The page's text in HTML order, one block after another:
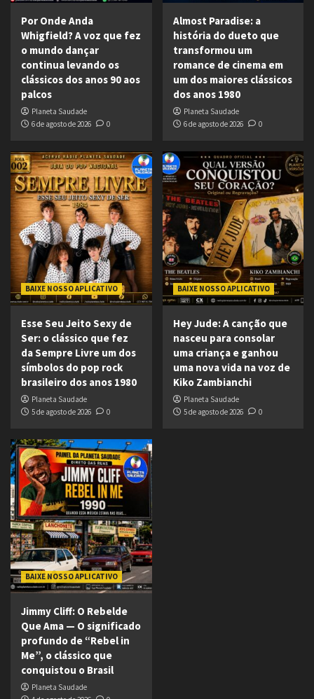
Por Onde Anda
Whigfield? A voz que fez
o mundo dançar
continua levando os
clássicos dos anos 90 aos
palcos
Planeta Saudade
6 de agosto de 2026
0
Almost Paradise: a
história do dueto que
transformou um
romance de cinema em
um dos maiores clássicos
dos anos 1980
Planeta Saudade
6 de agosto de 2026
0
BAIXE NOSSO APLICATIVO
Esse Seu Jeito Sexy de
Ser: o clássico que fez
da Sempre Livre um dos
símbolos do pop rock
brasileiro dos anos 1980
Planeta Saudade
5 de agosto de 2026
0
BAIXE NOSSO APLICATIVO
Hey Jude: A canção que
nasceu para consolar
uma criança e ganhou
uma nova vida na voz de
Kiko Zambianchi
Planeta Saudade
5 de agosto de 2026
0
BAIXE NOSSO APLICATIVO
Jimmy Cliff: O Rebelde
Que Ama — O significado
profundo de “Rebel in
Me”, o clássico que
conquistou o Brasil
Planeta Saudade